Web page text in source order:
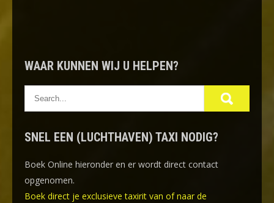
WAAR KUNNEN WIJ U HELPEN?
SNEL EEN (LUCHTHAVEN) TAXI NODIG?
Boek Online hieronder en er wordt direct contact
opgenomen.
Boek direct je exclusieve taxirit van of naar de